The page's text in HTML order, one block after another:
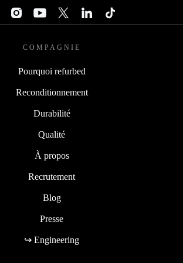
COMPAGNIE
Pourquoi refurbed
Reconditionnement
Durabilité
Qualité
À propos
Recrutement
Blog
Presse
↪ Engineering